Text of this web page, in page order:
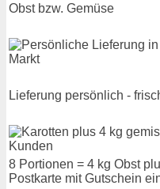
Obst bzw. Gemüse
Lieferung persönlich -
8 Portionen = 4 kg Obst
Postkarte mit Gutschein